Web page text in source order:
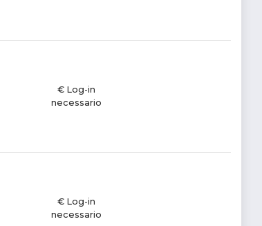
€ Log-in
necessario
€ Log-in
necessario